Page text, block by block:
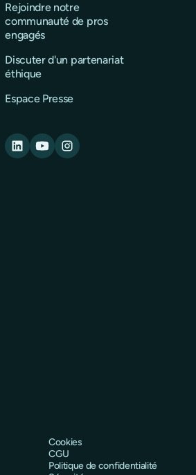
Rejoindre notre
communauté de pros
engagés
Discuter d'un partenariat
éthique
Espace Presse
Cookies
CGU
Politique de confidentialité